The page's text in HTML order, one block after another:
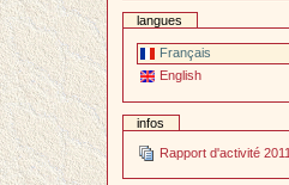
langues
Français
English
infos
Rapport d'activité 2011